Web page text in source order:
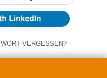
VERGESSEN?